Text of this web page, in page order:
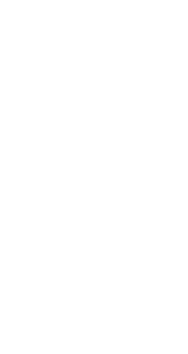
27 41011 Sevilla,
proyectos y